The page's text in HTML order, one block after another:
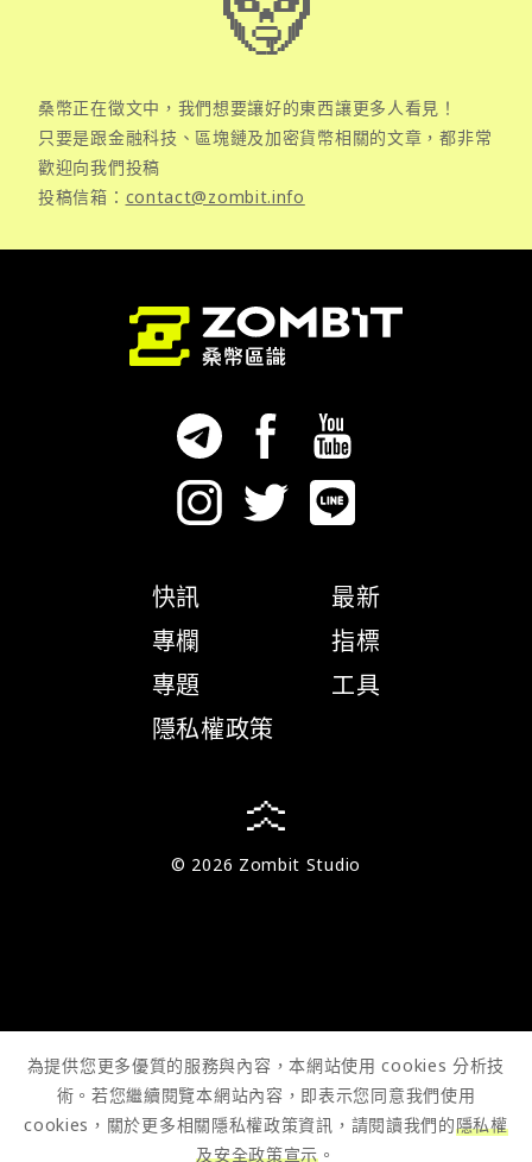
桑幣正在徵文中，我們想要讓好的東西讓更多人看見！
只要是跟金融科技、區塊鏈及加密貨幣相關的文章，都非常
歡迎向我們投稿
投稿信箱： contact@zombit.info
快訊
專欄
專題
隱私權政策
最新
指標
工具
© 2026 Zombit Studio
為提供您更多優質的服務與內容，本網站使用 cookies 分析技
術。若您繼續閱覽本網站內容，即表示您同意我們使用
cookies，關於更多相關隱私權政策資訊，請閱讀我們的隱私權
及安全政策宣示 。